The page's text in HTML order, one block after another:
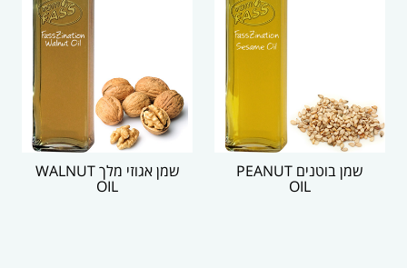
שמן בוטנים PEANUT
OIL
שמן אגוזי מלך WALNUT
OIL